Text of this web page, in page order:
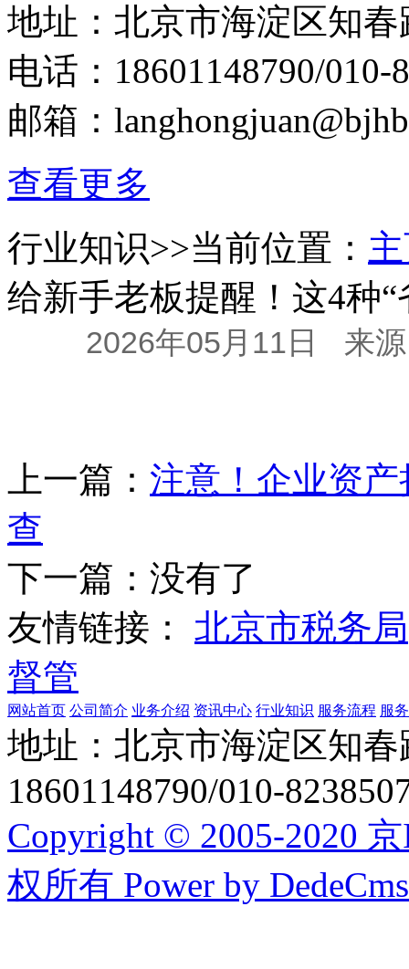
地址：北京市海淀区知
电话：18601148790/010-
邮箱：
查看更多
行业知识>>当前位置：
给新手老板提醒！这4种
2026年05月11日 来
上一篇： 注意！企业资
查
下一篇：没有了
友情链接：
北京市税务局
督管
网站首页 公司简介 业务介绍 资讯中心 行业知识 服务流程 服
地址：北京市海淀区知
18601148790/010-
Copyright © 2005-2020
权所有 Power by DedeCms